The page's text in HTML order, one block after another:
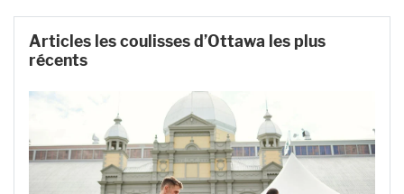
Articles les coulisses d’Ottawa les plus
récents